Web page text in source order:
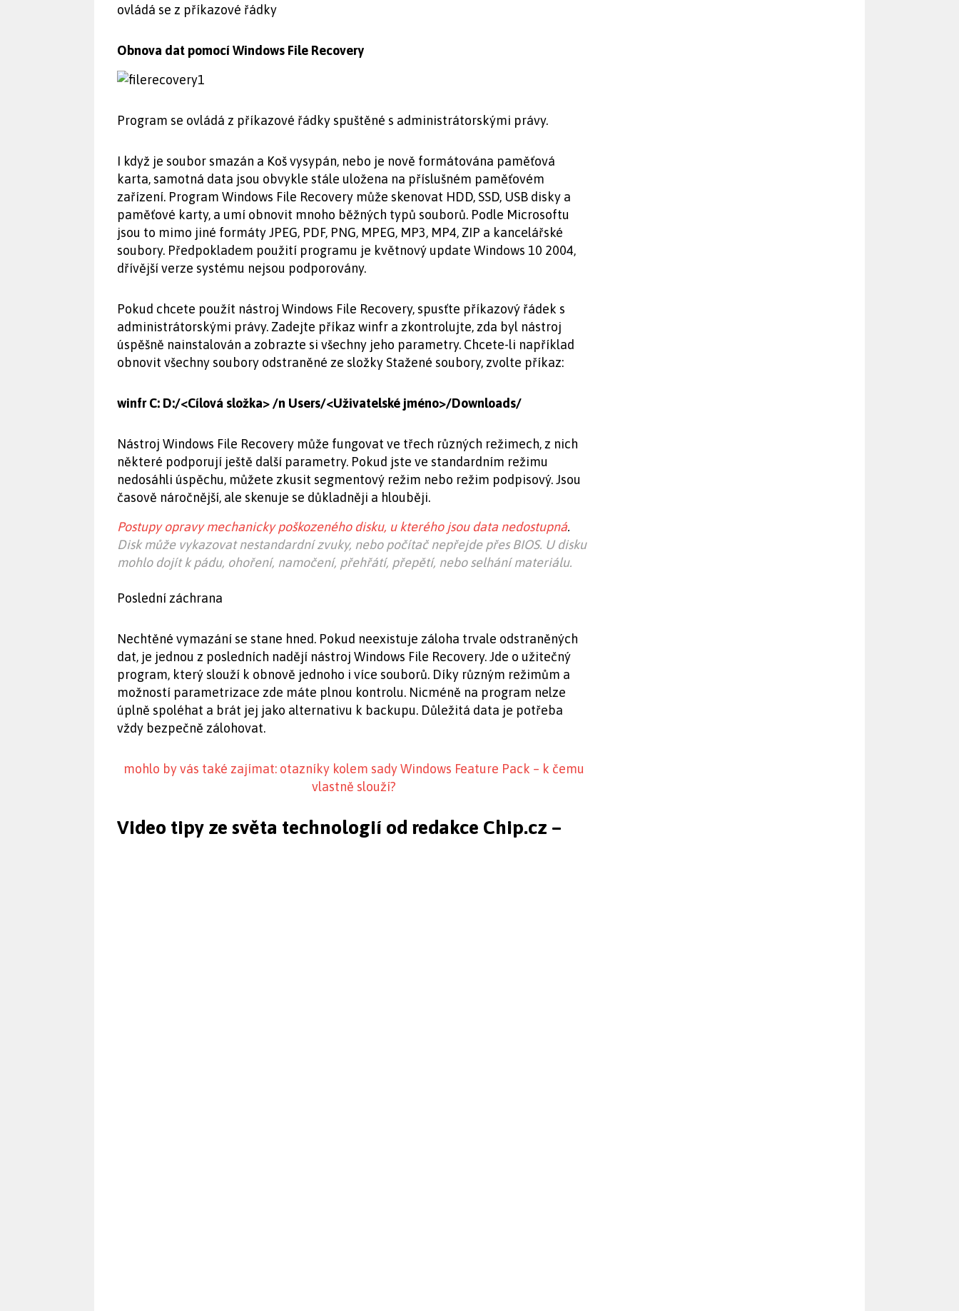
ovládá se z příkazové řádky
Obnova dat pomocí Windows File Recovery
Program se ovládá z příkazové řádky spuštěné s administrátorskými právy.
I když je soubor smazán a Koš vysypán, nebo je nově formátována paměťová
karta, samotná data jsou obvykle stále uložena na příslušném paměťovém
zařízení. Program Windows File Recovery může skenovat HDD, SSD, USB disky a
paměťové karty, a umí obnovit mnoho běžných typů souborů. Podle Microsoftu
jsou to mimo jiné formáty JPEG, PDF, PNG, MPEG, MP3, MP4, ZIP a kancelářské
soubory. Předpokladem použití programu je květnový update Windows 10 2004,
dřívější verze systému nejsou podporovány.
Pokud chcete použít nástroj Windows File Recovery, spusťte příkazový řádek s
administrátorskými právy. Zadejte příkaz winfr a zkontrolujte, zda byl nástroj
úspěšně nainstalován a zobrazte si všechny jeho parametry. Chcete-li například
obnovit všechny soubory odstraněné ze složky Stažené soubory, zvolte příkaz:
winfr C: D:/<Cílová složka> /n Users/<Uživatelské jméno>/Downloads/
Nástroj Windows File Recovery může fungovat ve třech různých režimech, z nich
některé podporují ještě další parametry. Pokud jste ve standardním režimu
nedosáhli úspěchu, můžete zkusit segmentový režim nebo režim podpisový. Jsou
časově náročnější, ale skenuje se důkladněji a hlouběji.
Postupy opravy mechanicky poškozeného disku, u kterého jsou data nedostupná.
Disk může vykazovat nestandardní zvuky, nebo počítač nepřejde přes BIOS. U disku
mohlo dojít k pádu, ohoření, namočení, přehřátí, přepětí, nebo selhání materiálu.
Poslední záchrana
Nechtěné vymazání se stane hned. Pokud neexistuje záloha trvale odstraněných
dat, je jednou z posledních nadějí nástroj Windows File Recovery. Jde o užitečný
program, který slouží k obnově jednoho i více souborů. Díky různým režimům a
možností parametrizace zde máte plnou kontrolu. Nicméně na program nelze
úplně spoléhat a brát jej jako alternativu k backupu. Důležitá data je potřeba
vždy bezpečně zálohovat.
mohlo by vás také zajímat: otazníky kolem sady Windows Feature Pack – k čemu
vlastně slouží?
Video tipy ze světa technologií od redakce Chip.cz –